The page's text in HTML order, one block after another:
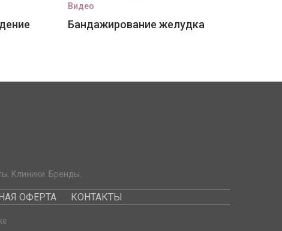
Видео
Бандажирование желудка
Клиники. Бренды.
ОФЕРТА КОНТАКТЫ